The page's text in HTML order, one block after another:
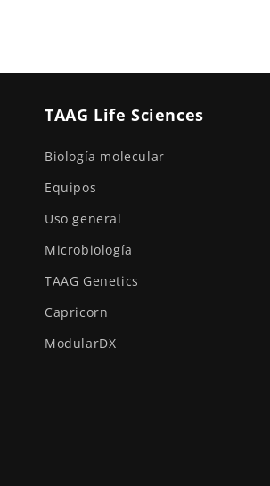
TAAG Life Sciences
Biología molecular
Equipos
Uso general
Microbiología
TAAG Genetics
Capricorn
ModularDX